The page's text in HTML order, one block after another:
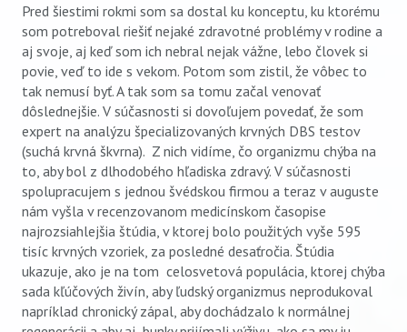
Pred šiestimi rokmi som sa dostal ku konceptu, ku ktorému
som potreboval riešiť nejaké zdravotné problémy v rodine a
aj svoje, aj keď som ich nebral nejak vážne, lebo človek si
povie, veď to ide s vekom. Potom som zistil, že vôbec to
tak nemusí byť. A tak som sa tomu začal venovať
dôslednejšie. V súčasnosti si dovoľujem povedať, že som
expert na analýzu špecializovaných krvných DBS testov
(suchá krvná škvrna). Z nich vidíme, čo organizmu chýba na
to, aby bol z dlhodobého hľadiska zdravý. V súčasnosti
spolupracujem s jednou švédskou firmou a teraz v auguste
nám vyšla v recenzovanom medicínskom časopise
najrozsiahlejšia štúdia, v ktorej bolo použitých vyše 595
tisíc krvných vzoriek, za posledné desaťročia. Štúdia
ukazuje, ako je na tom celosvetová populácia, ktorej chýba
sada kľúčových živín, aby ľudský organizmus neprodukoval
napríklad chronický zápal, aby dochádzalo k normálnej